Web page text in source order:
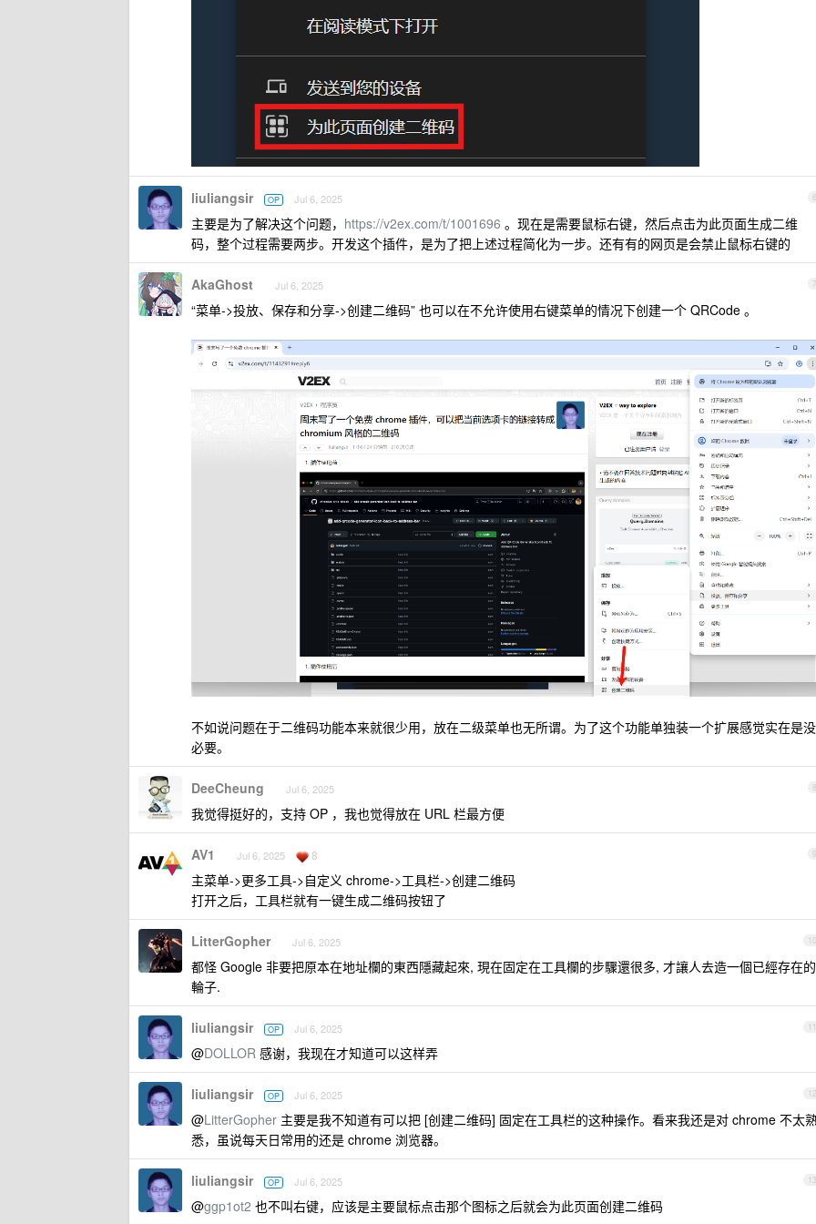
6
liuliangsir OP Jul 6, 2025
主要是为了解决这个问题， https://v2ex.com/t/1001696 。现在是需要鼠标右键，然后点击为此页面生成二维
码，整个过程需要两步。开发这个插件，是为了把上述过程简化为一步。还有有的网页是会禁止鼠标右键的
7
AkaGhost Jul 6, 2025
“菜单->投放、保存和分享->创建二维码” 也可以在不允许使用右键菜单的情况下创建一个 QRCode 。
不如说问题在于二维码功能本来就很少用，放在二级菜单也无所谓。为了这个功能单独装一个扩展感觉实在是没
必要。
8
DeeCheung Jul 6, 2025
我觉得挺好的，支持 OP ，我也觉得放在 URL 栏最方便
9
AV1 Jul 6, 2025 8
主菜单->更多工具->自定义 chrome->工具栏->创建二维码
打开之后，工具栏就有一键生成二维码按钮了
10
LitterGopher Jul 6, 2025
都怪 Google 非要把原本在地址欄的東西隱藏起來, 現在固定在工具欄的步驟還很多, 才讓人去造一個已經存在的
輪子.
11
liuliangsir OP Jul 6, 2025
@DOLLOR 感谢，我现在才知道可以这样弄
12
liuliangsir OP Jul 6, 2025
@LitterGopher 主要是我不知道有可以把 [创建二维码] 固定在工具栏的这种操作。看来我还是对 chrome 不太
悉，虽说每天日常用的还是 chrome 浏览器。
13
liuliangsir OP Jul 6, 2025
@ggp1ot2 也不叫右键，应该是主要鼠标点击那个图标之后就会为此页面创建二维码